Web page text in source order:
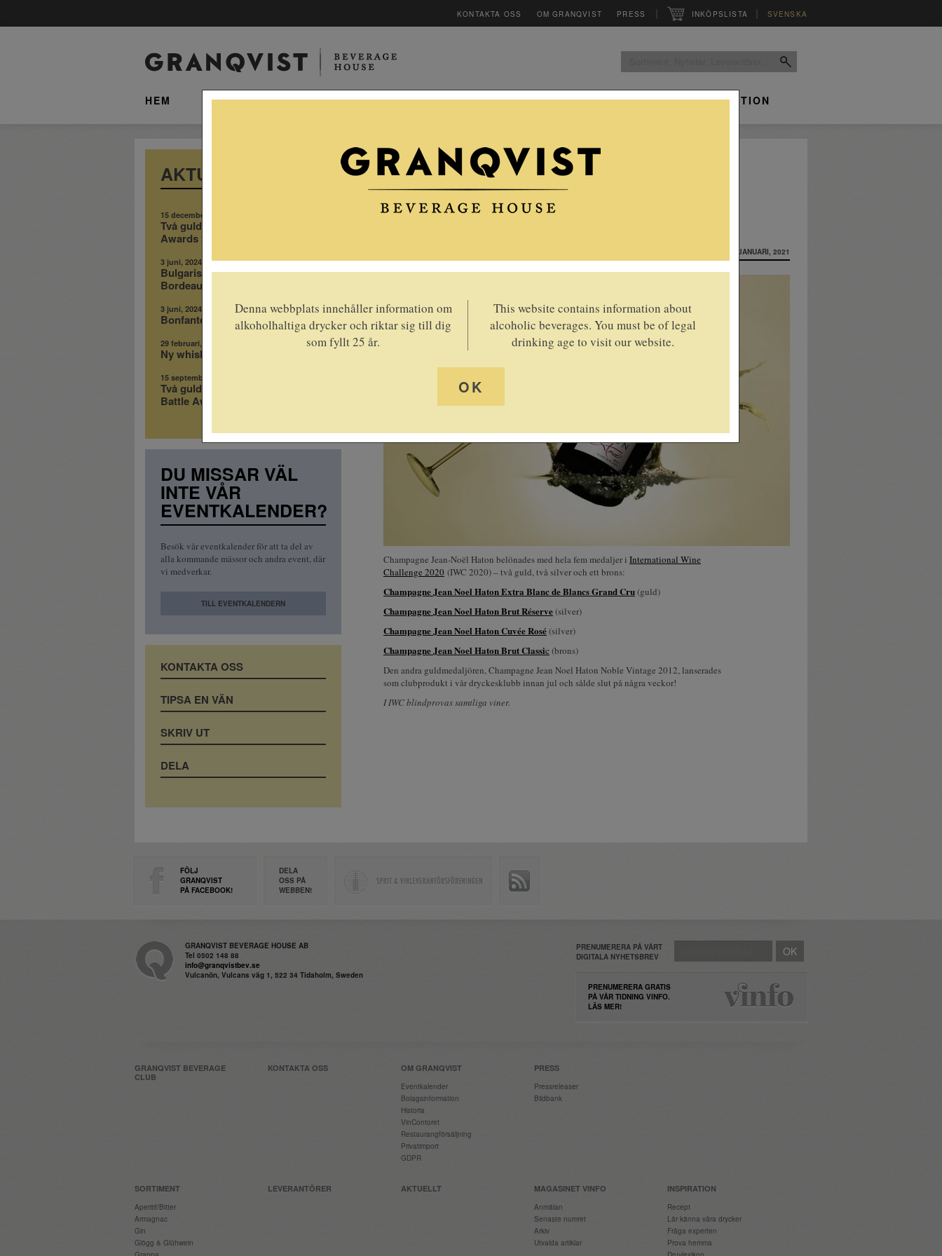
KONTAKTA OSS OM GRANQVIST PRESS | INKÖPSLISTA | SVENSKA
HEM SORTIMENT LEVERANTÖRER CLUB MAGASINET VINFO INSPIRATION
AKTUELLT
15 december, 2025
Två guld i The Whisky Battle
Awards 2025!
3 juni, 2024
Bulgariskt rödvin med toner av
Bordeaux
3 juni, 2024
Bonfantes stjärnvin i ny årgång
29 februari, 2024
Ny whisky från Duncan Taylor!
15 september, 2023
Två guldmedaljer i The Whisky
Battle Awards 2023!
DU MISSAR VÄL
INTE VÅR
EVENTKALENDER?
Besök vår eventkalender för att ta del av
alla kommande mässor och andra event, där
vi medverkar.
TILL EVENTKALENDERN
KONTAKTA OSS
TIPSA EN VÄN
SKRIV UT
DELA
SUCCÉ FÖR
CHAMPAGNE JEAN-
NOËL HATON I
INLAGT: 15 JANUARI, 2021
Champagne Jean-Noël Haton belönades med hela fem medaljer i International Wine
Challenge 2020 (IWC 2020) – två guld, två silver och ett brons:
Champagne Jean Noel Haton Extra Blanc de Blancs Grand Cru(guld)
Champagne Jean Noel Haton Brut Réserve(silver)
Champagne Jean Noel Haton Cuvée Rosé(silver)
Champagne Jean Noel Haton Brut Classic (brons)
Den andra guldmedaljören, Champagne Jean Noel Haton Noble Vintage 2012, lanserades
som clubprodukt i vår dryckesklubb innan jul och sålde slut på några veckor!
I IWC blindprovas samtliga viner.
FÖLJ
GRANQVIST
PÅ FACEBOOK!
DELA
OSS PÅ
WEBBEN!
GRANQVIST BEVERAGE HOUSE AB
Tel 0502 148 88
info@granqvistbev.se
Vulcanön, Vulcans väg 1, 522 34 Tidaholm, Sweden
PRENUMERERA PÅ VÅRT
DIGITALA NYHETSBREV
PRENUMERERA GRATIS
PÅ VÅR TIDNING VINFO.
LÄS MER!
GRANQVIST BEVERAGE
CLUB
KONTAKTA OSS OM GRANQVIST
Eventkalender
Bolagsinformation
Historia
VinContoret
Restaurangförsäljning
Privatimport
GDPR
PRESS
Pressreleaser
Bildbank
SORTIMENT
Aperitif/Bitter
Armagnac
Gin
Glögg & Glühwein
LEVERANTÖRER AKTUELLT MAGASINET VINFO
Anmälan
Senaste numret
Arkiv
Utvalda artiklar
INSPIRATION
Recept
Lär känna våra drycker
Fråga experten
Prova hemma
Denna webbplats innehåller information om
alkoholhaltiga drycker och riktar sig till dig
som fyllt 25 år.
This website contains information about
alcoholic beverages. You must be of legal
drinking age to visit our website.
OK